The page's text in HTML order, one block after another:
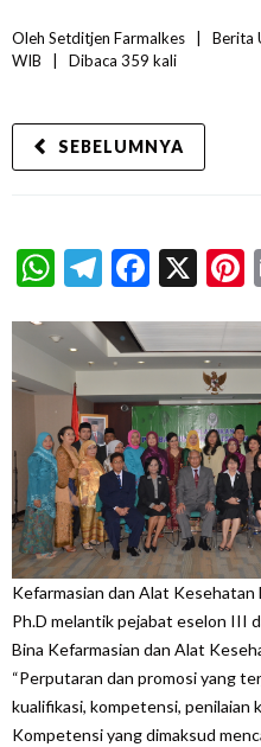
Oleh Setditjen Farmalkes Berita
WIB
Dibaca 359 kali
SEBELUMNYA
WhatsApp
Telegram
X
Kefarmasian dan Alat Kesehatan
Ph.D melantik pejabat eselon III
Bina Kefarmasian dan Alat
“Perputaran dan promosi yang
kualifikasi, kompetensi, penilaian
Kompetensi yang dimaksud